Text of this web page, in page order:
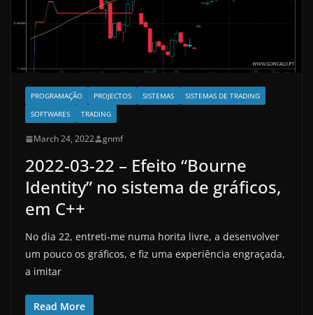
PROGRAMAÇÃO PROJECTOS SISTEMAS
SISTEMAS DE TRADING
SOFTWARES
TRADING
March 24, 2022 gnmf
2022-03-22 – Efeito “Bourne
Identity” no sistema de gráficos,
em C++
No dia 22, entreti-me numa horita livre, a desenvolver
um pouco os gráficos, e fiz uma experiência engraçada,
a imitar
Read More